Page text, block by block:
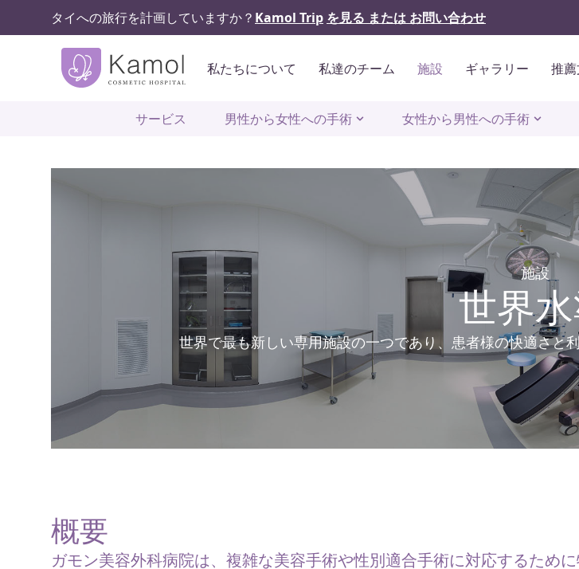
タイへの旅行を計画していますか？ Kamol Trip を見る または お問い合わせ
私たちについて 私達のチーム 施設 ギャラリー 推
サービス 男性から女性への手術 女性から男性への手術
施設
世界
世界で最も新しい専用施設の一つであり、患者様の快適さと
概要
ガモン美容外科病院は、複雑な美容手術や性別適合手術に対応するため